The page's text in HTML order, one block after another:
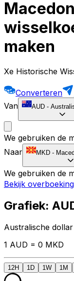
maken
Xe Historische
Converteren
Van
AUD -
We gebruiken de
Naar
MKD -
We gebruiken de
Bekijk
Grafiek:
Australische
1 AUD = 0 MKD
12H 1D 1W 1M